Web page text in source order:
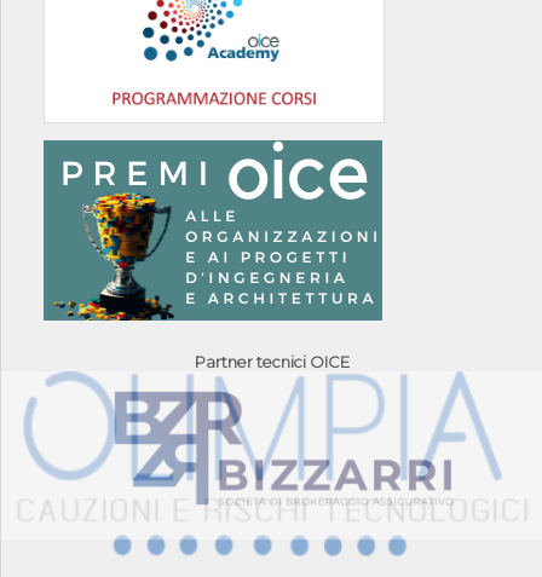
Partner tecnici OICE